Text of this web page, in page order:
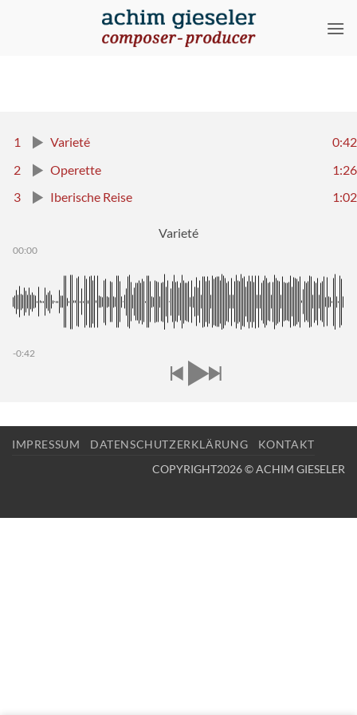
1 Varieté
0:42
2
Operette
1:26
3
Iberische Reise 1:02
Varieté
00:00
-0:42
IMPRESSUM DATENSCHUTZERKLÄRUNG
KONTAKT
COPYRIGHT2026 © ACHIM GIESELER